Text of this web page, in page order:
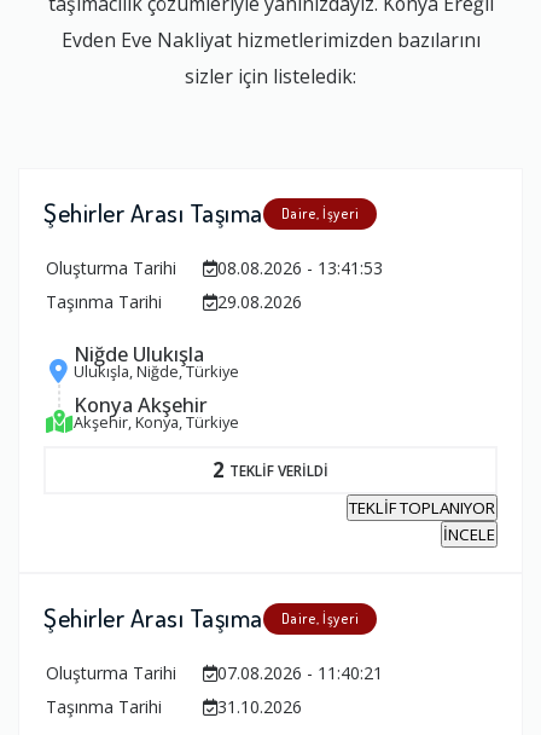
Evden Eve Nakliyat hizmetlerimizden bazılarını
sizler için listeledik:
Şehirler Arası Taşıma Daire, İşyeri
Oluşturma Tarihi
08.08.2026 - 13:41:53
Taşınma Tarihi
29.08.2026
Niğde Ulukışla
Ulukışla, Niğde, Türkiye
Konya Akşehir
Akşehir, Konya, Türkiye
2 TEKLİF VERİLDİ
TEKLİF TOPLANIYOR
İNCELE
Şehirler Arası Taşıma Daire, İşyeri
Oluşturma Tarihi
07.08.2026 - 11:40:21
Taşınma Tarihi
31.10.2026